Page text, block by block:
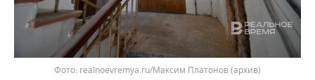
realnoevremya.ru/Максим Платонов (архив)